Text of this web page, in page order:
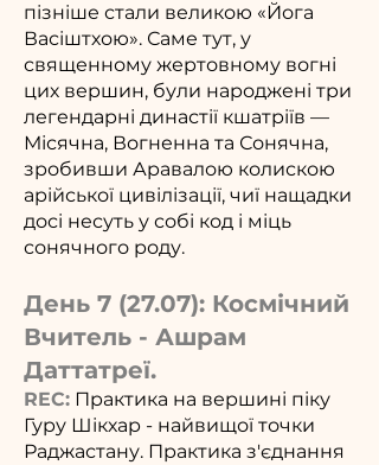
пізніше стали великою «Йога
Васіштхою». Саме тут, у
священному жертовному вогні
цих вершин, були народжені три
легендарні династії кшатріїв —
Місячна, Вогненна та Сонячна,
зробивши Аравалою колискою
арійської цивілізації, чиї нащадки
досі несуть у собі код і міць
сонячного роду.
День 7 (27.07): Космічний
Вчитель - Ашрам
Даттатреї.
REC: Практика на вершині піку
Гуру Шікхар - найвищої точки
Раджастану. Практика з'єднання